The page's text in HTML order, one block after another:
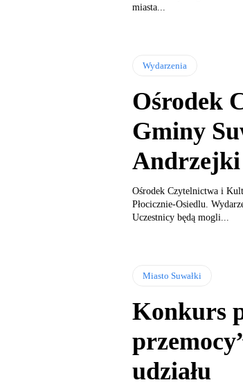
miasta...
Wydarzenia
Ośrodek
Gminy
Andrzejki
Ośrodek Czytelnictwa i
Płocicznie-Osiedlu.
Uczestnicy będą mogli...
Miasto Suwałki
Konkurs
udziału